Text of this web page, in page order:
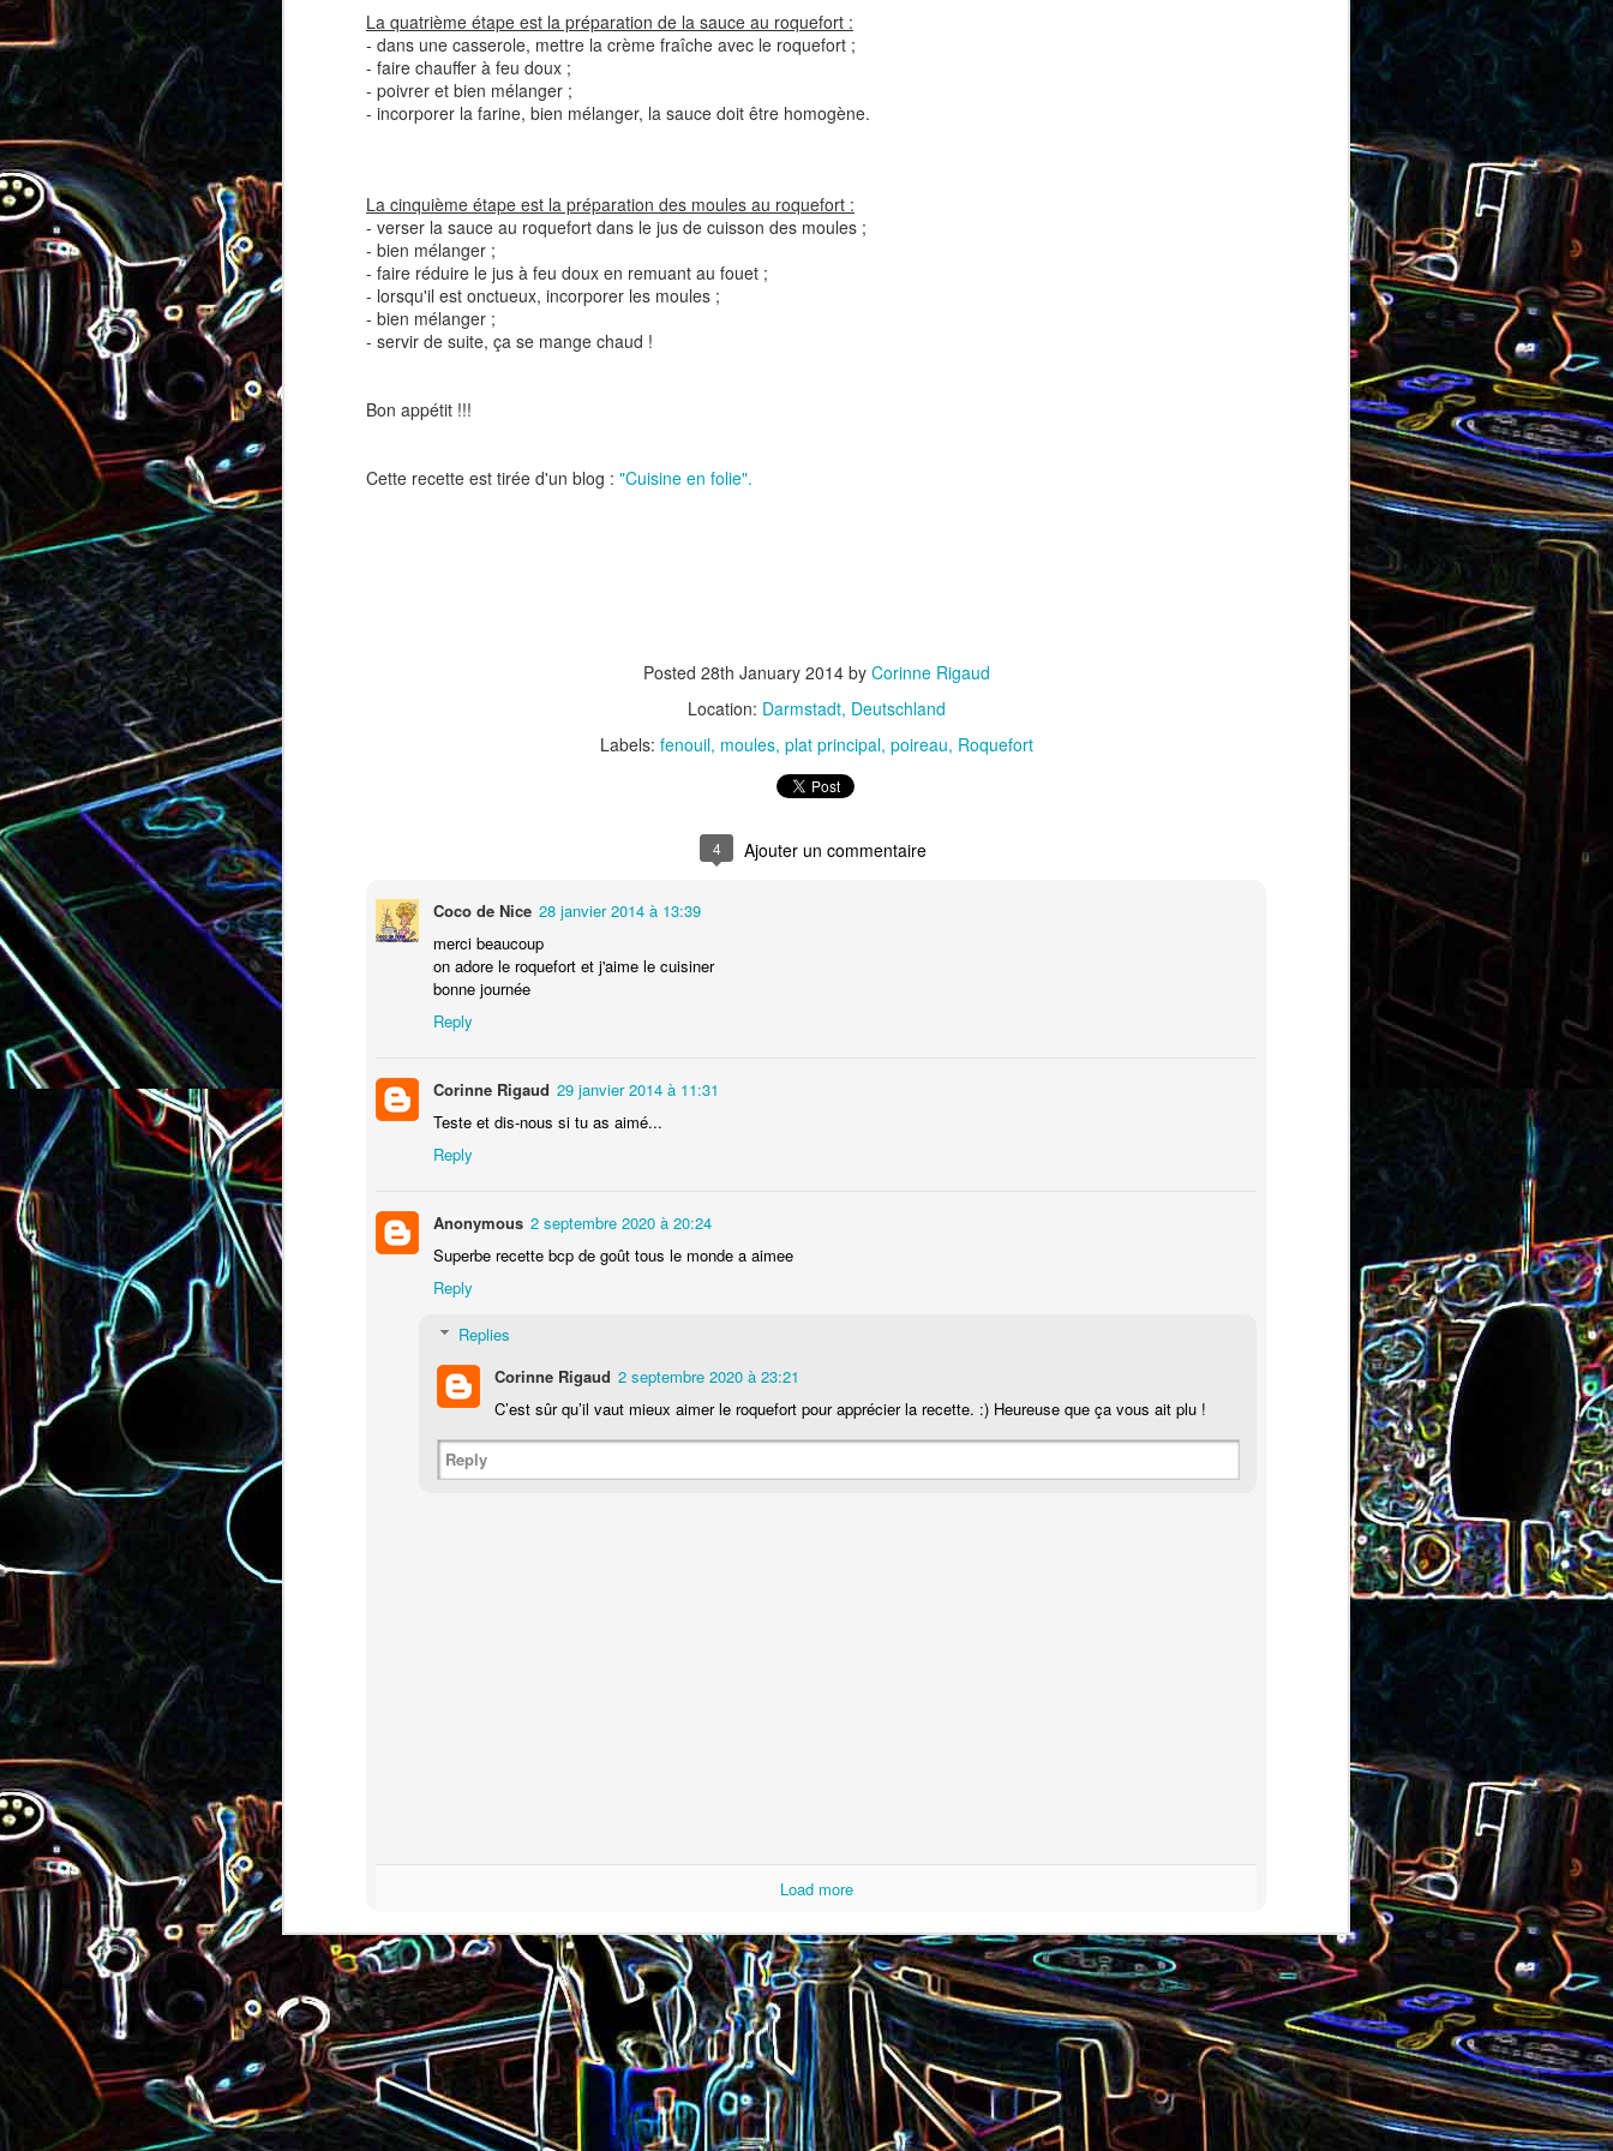
La quatrième étape est la préparation de la sauce au roquefort :
- dans une casserole, mettre la crème fraîche avec le roquefort ;
- faire chauffer à feu doux ;
- poivrer et bien mélanger ;
- incorporer la farine, bien mélanger, la sauce doit être homogène.
La cinquième étape est la préparation des moules au roquefort :
- verser la sauce au roquefort dans le jus de cuisson des moules ;
- bien mélanger ;
- faire réduire le jus à feu doux en remuant au fouet ;
- lorsqu'il est onctueux, incorporer les moules ;
- bien mélanger ;
- servir de suite, ça se mange chaud !
Bon appétit !!!
Cette recette est tirée d'un blog : "Cuisine en folie".
Posted 28th January 2014by Corinne Rigaud
Location: Darmstadt, Deutschland
Labels: fenouil moules plat principal poireau Roquefort
4
Coco de Nice 28 janvier 2014 à 13:39
merci beaucoup
on adore le roquefort et j'aime le cuisiner
bonne journée
Reply
Corinne Rigaud 29 janvier 2014 à 11:31
Teste et dis-nous si tu as aimé...
Reply
Anonymous 2 septembre 2020 à 20:24
Superbe recette bcp de goût tous le monde a aimee
Reply
Replies
Corinne Rigaud 2 septembre 2020 à 23:21
C’est sûr qu’il vaut mieux aimer le roquefort pour apprécier la recette. :) Heureuse que ça vous ait plu !
Reply
Load more
Pizza au camembert, au sirop
d'érable et aux noix aux amandes Moelleux au chocolat au lait
Salade de vermicelles de riz,
aux crevettes et au
pamplemousse Minis brownies aux Oreo® Quiche sans pâte au chorizo
et aux pommes de terre
Curry de brocoli et de carottes Camembert fondant au sirop Chou pointu sauté à la poêle
Pizza aux pommes de terre et
aux tomates séchées
Croque-monsieur à la viande
des grisons, au Comté et aux
noix
Croque-madame aux
épinards et au gingembre aux deux olives
Tarte amandine lardons et au cumin
Cookie géant aux pépites de
chocolat et au miel
Baguette à la raclette, à la
roquette et aux graines de
courge
Noix de cajou caramélisées
Tarte à la pralinoise et aux
noisettes
Colombo de crevettes au lait
de coco Tarte aux pommes, au miel et
aux amandes
Choux de Bruxelles au
chorizo et à la coriandre Quesadillas à la mexicaine
2